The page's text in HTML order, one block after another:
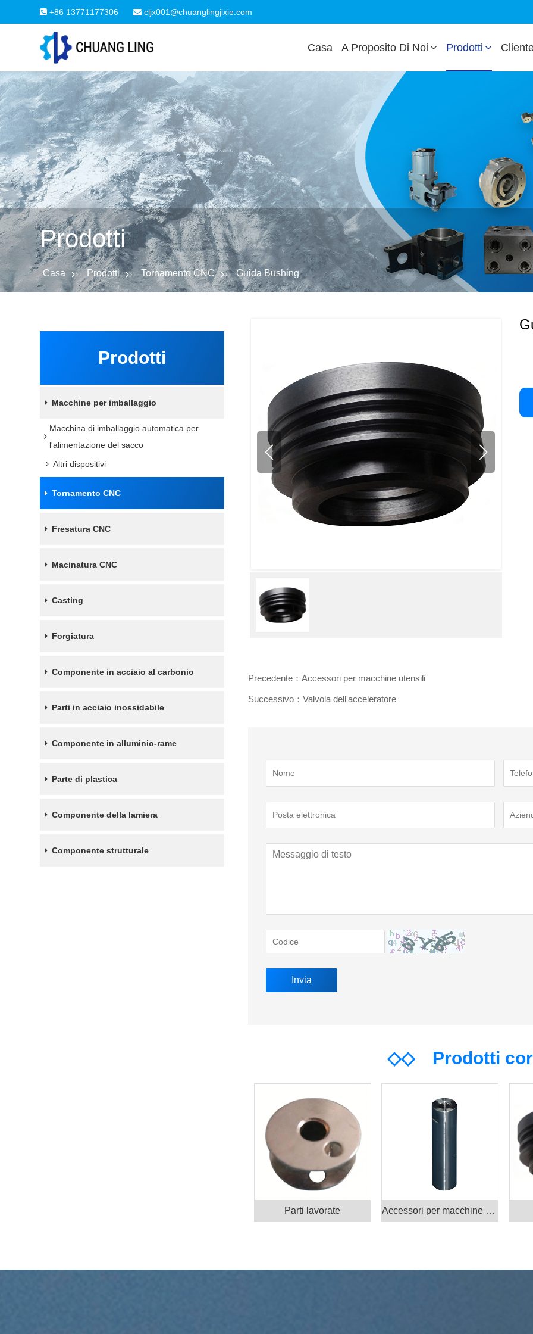
+86 13771177306 cljx001@chuanglingjixie.com
Casa A Proposito Di Noi Prodotti
Prodotti
Casa Prodotti Tornamento CNC Guida Bushing
Prodotti
Macchine per imballaggio
Macchina di imballaggio automatica per
l'alimentazione del sacco
Altri dispositivi
Tornamento CNC
Fresatura CNC
Macinatura CNC
Casting
Forgiatura
Componente in acciaio al carbonio
Parti in acciaio inossidabile
Componente in alluminio-rame
Parte di plastica
Componente della lamiera
Componente strutturale
Precedente：Accessori per macchine utensili
Successivo：Valvola dell'acceleratore
◇◇Prodotti
Parti lavorate Accessori per macchine utensili